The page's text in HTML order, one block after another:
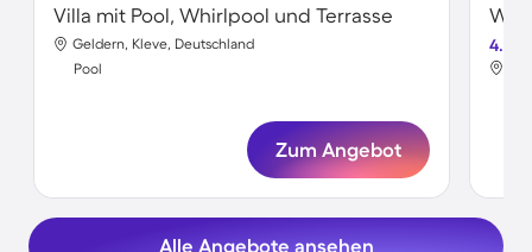
Villa mit Pool, Whirlpool und Terrasse
Geldern, Kleve, Deutschland
Pool
Zum Angebot
4.5
Alle Angebote ansehen